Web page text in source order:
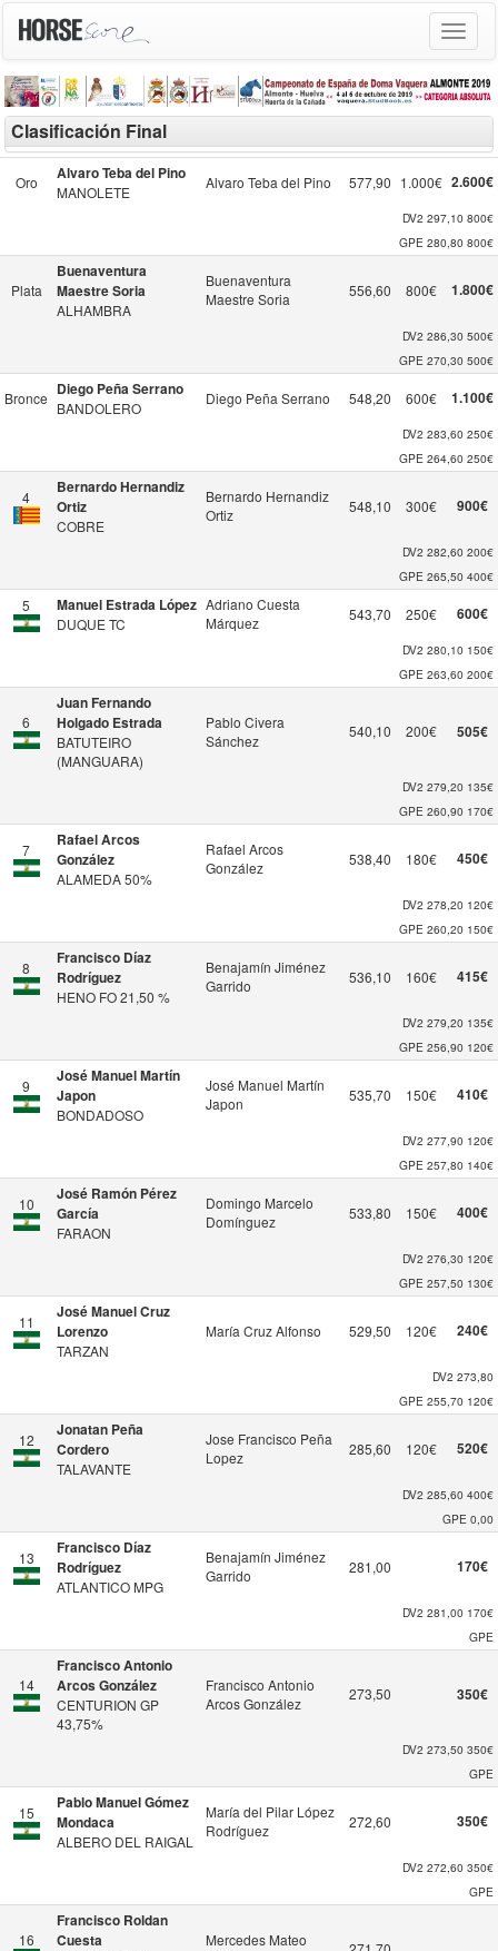
Toggle
Clasificación Final
Oro Alvaro Teba del Pino
MANOLETE
Alvaro Teba del Pino 577,90 1.000€ 2.600€
DV2 297,10 800€
GPE 280,80 800€
Plata
Buenaventura
Maestre Soria
ALHAMBRA
Buenaventura
Maestre Soria
556,60 800€ 1.800€
DV2 286,30 500€
GPE 270,30 500€
Bronce Diego Peña Serrano
BANDOLERO
Diego Peña Serrano 548,20 600€ 1.100€
DV2 283,60 250€
GPE 264,60 250€
4
Bernardo Hernandiz
Ortiz
COBRE
Bernardo Hernandiz
Ortiz
548,10 300€ 900€
DV2 282,60 200€
GPE 265,50 400€
5 Manuel Estrada López
DUQUE TC
Adriano Cuesta
Márquez
543,70 250€ 600€
DV2 280,10 150€
GPE 263,60 200€
6
Juan Fernando
Holgado Estrada
BATUTEIRO
(MANGUARA)
Pablo Civera
Sánchez
540,10 200€ 505€
DV2 279,20 135€
GPE 260,90 170€
7
Rafael Arcos
González
ALAMEDA 50%
Rafael Arcos
González
538,40 180€ 450€
DV2 278,20 120€
GPE 260,20 150€
8
Francisco Díaz
Rodríguez
HENO FO 21,50 %
Benajamín Jiménez
Garrido
536,10 160€ 415€
DV2 279,20 135€
GPE 256,90 120€
9
José Manuel Martín
Japon
BONDADOSO
José Manuel Martín
Japon
535,70 150€ 410€
DV2 277,90 120€
GPE 257,80 140€
10
José Ramón Pérez
García
FARAON
Domingo Marcelo
Domínguez
533,80 150€ 400€
DV2 276,30 120€
GPE 257,50 130€
11
José Manuel Cruz
Lorenzo
TARZAN
María Cruz Alfonso 529,50 120€ 240€
DV2 273,80
GPE 255,70 120€
12
Jonatan Peña
Cordero
TALAVANTE
Jose Francisco Peña
Lopez
285,60 120€ 520€
DV2 285,60 400€
GPE 0,00
13
Francisco Díaz
Rodríguez
ATLANTICO MPG
Benajamín Jiménez
Garrido
281,00 170€
DV2 281,00 170€
GPE
14
Francisco Antonio
Arcos González
CENTURION GP
43,75%
Francisco Antonio
Arcos González
273,50 350€
DV2 273,50 350€
GPE
15
Pablo Manuel Gómez
Mondaca
ALBERO DEL RAIGAL
María del Pilar López
Rodríguez
272,60 350€
DV2 272,60 350€
GPE
16
Francisco Roldan
Cuesta
Mercedes Mateo